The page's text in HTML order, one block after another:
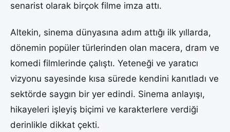
senarist olarak birçok filme imza attı.
Altekin, sinema dünyasına adım attığı ilk yıllarda,
dönemin popüler türlerinden olan macera, dram ve
komedi filmlerinde çalıştı. Yeteneği ve yaratıcı
vizyonu sayesinde kısa sürede kendini kanıtladı ve
sektörde saygın bir yer edindi. Sinema anlayışı,
hikayeleri işleyiş biçimi ve karakterlere verdiği
derinlikle dikkat çekti.